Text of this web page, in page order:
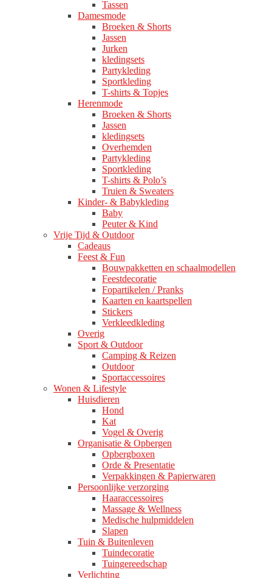
Tassen
Damesmode
Broeken & Shorts
Jassen
Jurken
kledingsets
Partykleding
Sportkleding
T-shirts & Topjes
Herenmode
Broeken & Shorts
Jassen
kledingsets
Overhemden
Partykleding
Sportkleding
T-shirts & Polo’s
Truien & Sweaters
Kinder- & Babykleding
Baby
Peuter & Kind
Vrije Tijd & Outdoor
Cadeaus
Feest & Fun
Bouwpakketten en schaalmodellen
Feestdecoratie
Fopartikelen / Pranks
Kaarten en kaartspellen
Stickers
Verkleedkleding
Overig
Sport & Outdoor
Camping & Reizen
Outdoor
Sportaccessoires
Wonen & Lifestyle
Huisdieren
Hond
Kat
Vogel & Overig
Organisatie & Opbergen
Opbergboxen
Orde & Presentatie
Verpakkingen & Papierwaren
Persoonlijke verzorging
Haaraccessoires
Massage & Wellness
Medische hulpmiddelen
Slapen
Tuin & Buitenleven
Tuindecoratie
Tuingereedschap
Verlichting